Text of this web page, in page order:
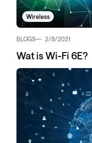
Wireless
BLOGS 2/8/2021
Wat is Wi-Fi 6E?